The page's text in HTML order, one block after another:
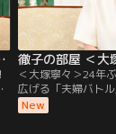
（2026/08/06放送分）
＜大塚寧々＞24年
広げる「夫婦バト
出演！透明感のあ
や映画で活躍を続
New